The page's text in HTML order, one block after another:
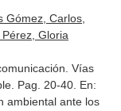
Gómez, Carlos,
Gloria
Vías
Pag. 20-40. En:
ambiental ante los